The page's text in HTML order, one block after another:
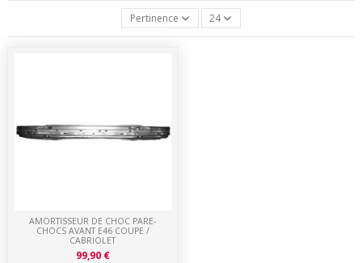
Pertinence 24
AMORTISSEUR DE CHOC PARE-
CHOCS AVANT E46 COUPE /
CABRIOLET
99,90 €